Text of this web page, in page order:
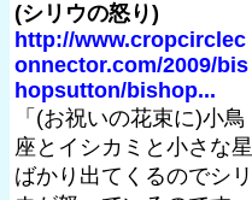
(シリウの怒り)
http://www.cropcirclec
onnector.com/2009/bis
hopsutton/bishop...
「(お祝いの花束に)小鳥
座とイシカミと小さな星
ばかり出てくるのでシリ